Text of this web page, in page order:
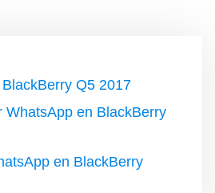
Q5 2017
WhatsApp en BlackBerry
en BlackBerry